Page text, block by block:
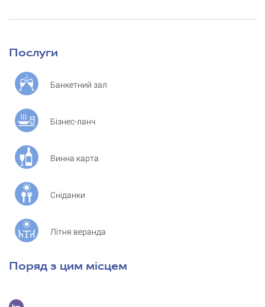
Послуги
Банкетний зал
Бізнес-ланч
Винна карта
Сніданки
Літня веранда
Поряд з цим місцем